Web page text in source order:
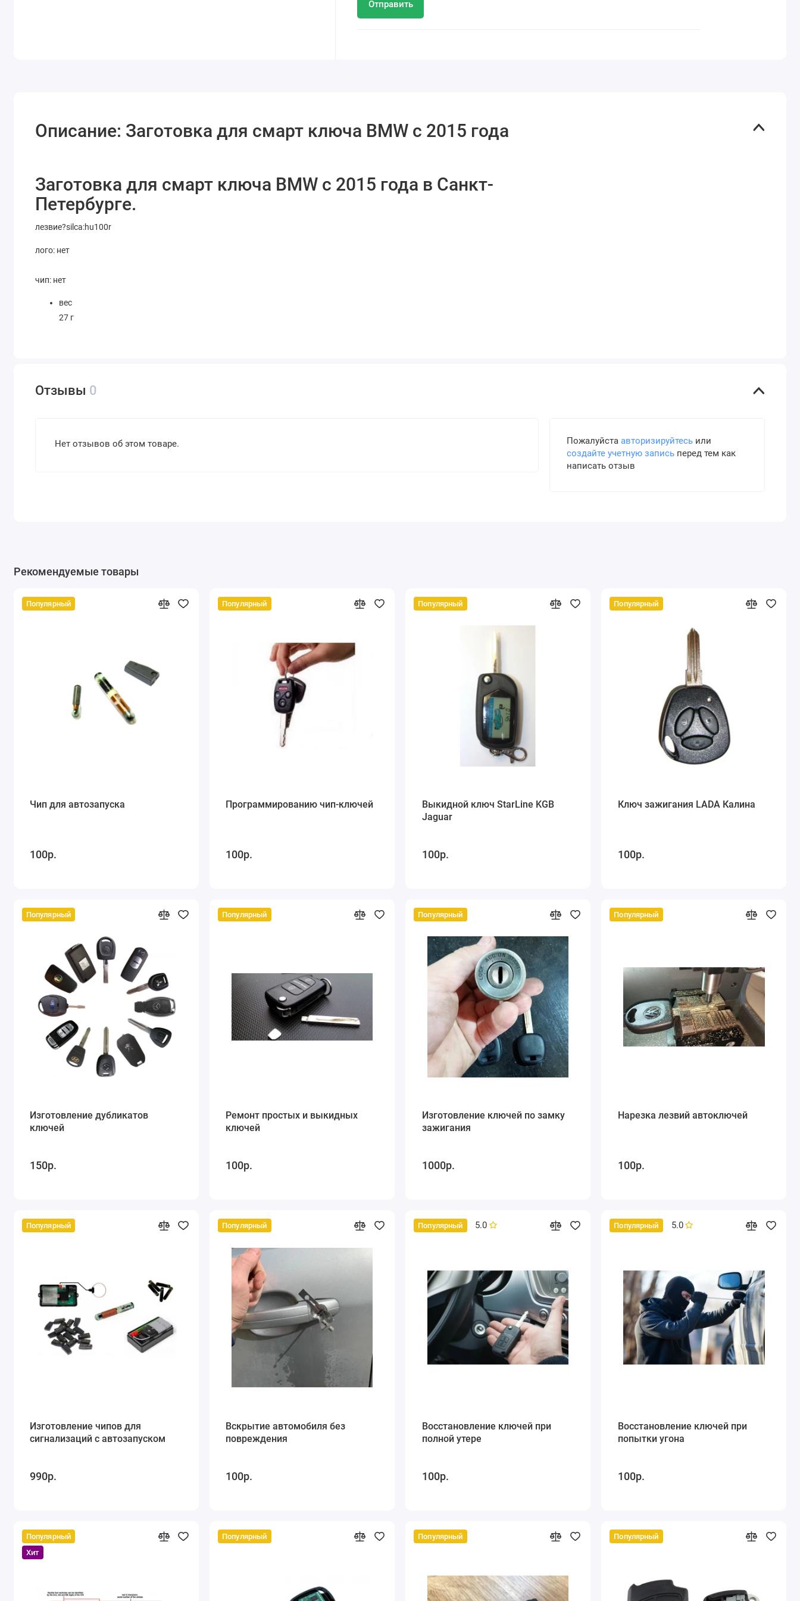
Отправить
Описание: Заготовка для смарт ключа BMW c 2015 года
Заготовка для смарт ключа BMW c 2015 года в Санкт-
Петербурге.
лезвие?silca:hu100r
лого: нет
чип: нет
вес
27 г
Отзывы 0
Нет отзывов об этом товаре. Пожалуйста авторизируйтесьили
создайте учетную записьперед тем как
написать отзыв
Рекомендуемые товары
Популярный
Чип для автозапуска
100р.
Популярный
Программированию чип-ключей
100р.
Популярный
Выкидной ключ StarLine KGB
Jaguar
100р.
Популярный
Ключ зажигания LADA Калина
100р.
Популярный
Изготовление дубликатов
ключей
150р.
Популярный
Ремонт простых и выкидных
ключей
100р.
Популярный
Изготовление ключей по замку
зажигания
1000р.
Популярный
Нарезка лезвий автоключей
100р.
Популярный
Изготовление чипов для
сигнализаций с автозапуском
990р.
Популярный
Вскрытие автомобиля без
повреждения
100р.
Популярный 5.0
Восстановление ключей при
полной утере
100р.
Популярный 5.0
Восстановление ключей при
попытки угона
100р.
Популярный
Хит
Популярный Популярный Популярный